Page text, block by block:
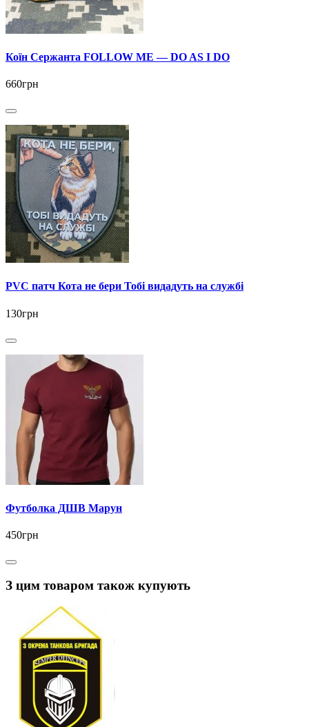
Коїн Сержанта FOLLOW ME — DO AS I DO
660грн
PVC патч Кота не бери Тобі видадуть на службі
130грн
Футболка ДШВ Марун
450грн
З цим товаром також купують